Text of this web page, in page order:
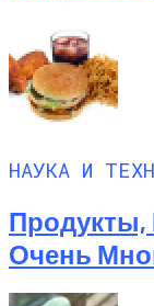
НАУКА И
Продукты,
Очень